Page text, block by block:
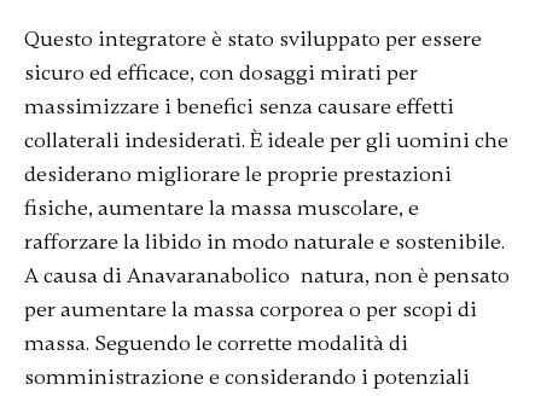
Questo integratore è stato sviluppato per essere
sicuro ed efficace, con dosaggi mirati per
massimizzare i benefici senza causare effetti
collaterali indesiderati. È ideale per gli uomini che
desiderano migliorare le proprie prestazioni
fisiche, aumentare la massa muscolare, e
rafforzare la libido in modo naturale e sostenibile.
A causa di Anavaranabolico natura, non è pensato
per aumentare la massa corporea o per scopi di
massa. Seguendo le corrette modalità di
somministrazione e considerando i potenziali